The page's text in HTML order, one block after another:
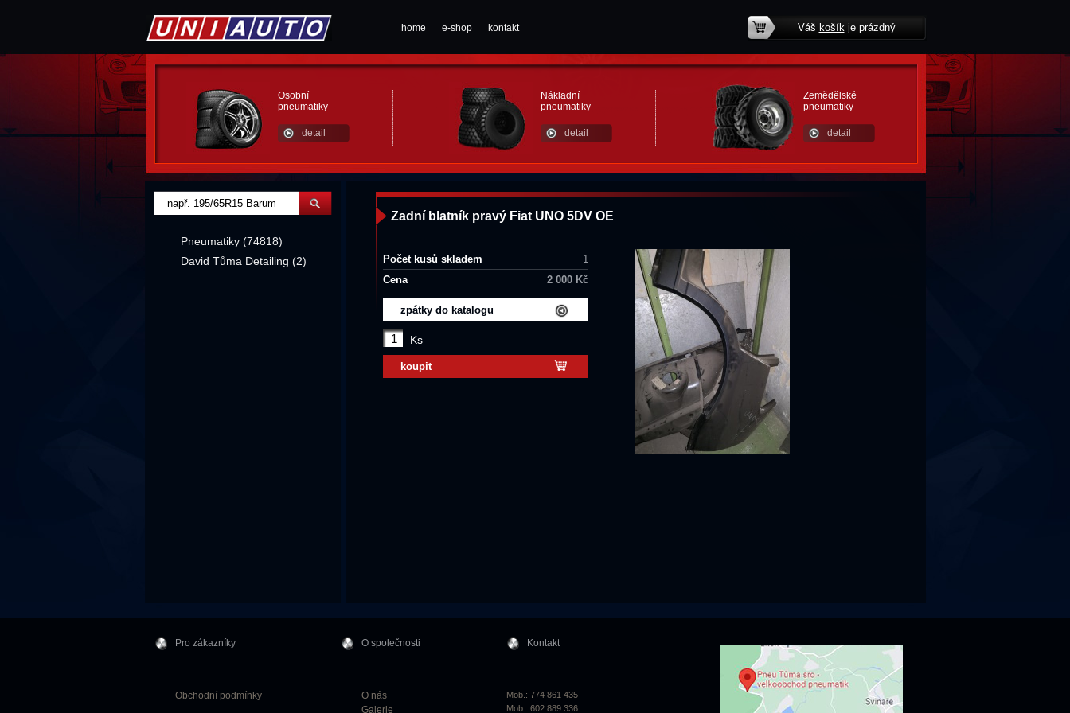
home e-shop kontakt Váš košíkje prázdný
Osobní
pneumatiky
detail
Nákladní
pneumatiky
detail
Zemědělské
pneumatiky
detail
Zadní blatník pravý Fiat UNO 5DV OE
Počet kusů skladem
1
Cena
2 000 Kč
zpátky do katalogu
Ks
koupit
Pneumatiky (74818)
David Tůma Detailing (2)
Pro zákazníky
Obchodní podmínky
O společnosti
O nás
Galerie
Kontakt
Mob.: 774 861 435
Mob.: 602 889 336